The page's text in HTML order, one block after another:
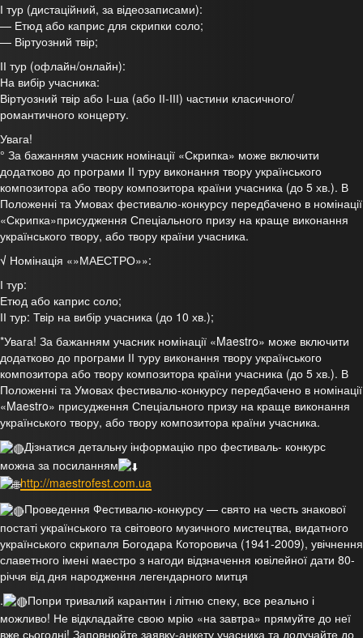
І тур (дистаційний, за відеозаписами):
— Етюд або каприс для скрипки соло;
— Віртуозний твір;
ІІ тур (офлайн/онлайн):
На вибір учасника:
Віртуозний твір або І-ша (або ІІ-ІІІ) частини класичного/
романтичного концерту.
Увага!
° За бажанням учасник номінації «Скрипка» може включити
додатково до програми ІІ туру виконання твору українського
композитора або твору композитора країни учасника (до 5 хв.). В
Положенні та Умовах фестивалю-конкурсу передбачено в номінації
«Скрипка»присудження Спеціального призу на краще виконання
українського твору, або твору країни учасника.
√ Номінація «»МАЕСТРО»»:
І тур:
Етюд або каприс соло;
ІІ тур: Твір на вибір учасника (до 10 хв.);
*Увага! За бажанням учасник номінації «Maestro» може включити
додатково до програми ІІ туру виконання твору українського
композитора або твору композитора країни учасника (до 5 хв.). В
Положенні та Умовах фестивалю-конкурсу передбачено в номінації
«Maestro» присудження Спеціального призу на краще виконання
українського твору, або твору композитора країни учасника.
Дізнатися детальну інформацію про фестиваль- конкурс
можна за посиланням
http://maestrofest.com.ua
Проведення Фестивалю-конкурсу — свято на честь знакової
постаті українського та світового музичного мистецтва, видатного
українського скрипаля Богодара Которовича (1941-2009), увічнення
славетного імені маестро з нагоди відзначення ювілейної дати 80-
річчя від дня народження легендарного митця
.
Попри тривалий карантин і літню спеку, все реально і
можливо! Не відкладайте свою мрію «на завтра» прямуйте до неї
вже сьогодні! Заповнюйте заявку-анкету учасника та долучайте до